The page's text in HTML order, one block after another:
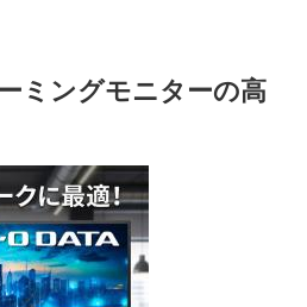
ミングモニターの高